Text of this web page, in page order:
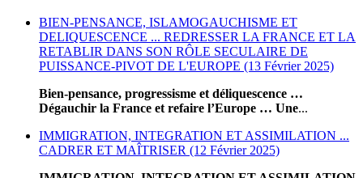
BIEN-PENSANCE, ISLAMOGAUCHISME ET
DELIQUESCENCE ... REDRESSER LA FRANCE ET LA
RETABLIR DANS SON RÔLE SECULAIRE DE
PUISSANCE-PIVOT DE L'EUROPE (13 Février 2025)
Bien-pensance, progressisme et déliquescence …
Dégauchir la France et refaire l’Europe … Une...
IMMIGRATION, INTEGRATION ET ASSIMILATION ...
CADRER ET MAÎTRISER (12 Février 2025)